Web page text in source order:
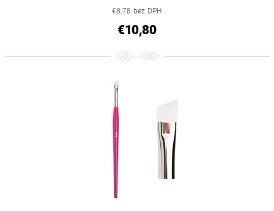
€8,78 bez DPH
€10,80